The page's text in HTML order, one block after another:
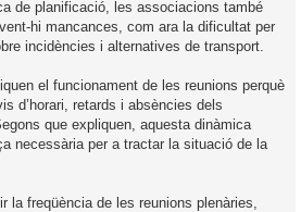
de planificació, les associacions també
hi mancances, com ara la dificultat per
incidències i alternatives de transport.
el funcionament de les reunions perquè
d’horari, retards i absències dels
que expliquen, aquesta dinàmica
necessària per a tractar la situació de la
la freqüència de les reunions plenàries,